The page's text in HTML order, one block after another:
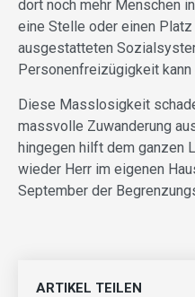
dort noch mehr Menschen
eine Stelle oder einen
ausgestatteten
Personenfreizügigkeit kann
Diese Masslosigkeit
massvolle Zuwanderung
hingegen hilft dem ganzen
wieder Herr im eigenen
September der
ARTIKEL TEILEN